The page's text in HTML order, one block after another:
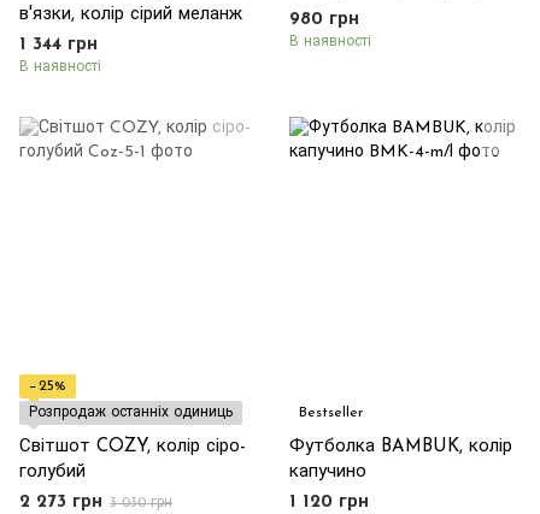
в'язки, колір сірий меланж
1 344 грн
В наявності
980 грн
В наявності
−25%
Розпродаж останніх одиниць
Світшот COZY, колір сіро-
голубий
2 273 грн 3 030 грн
Bestseller
Футболка BAMBUK, колір
капучино
1 120 грн